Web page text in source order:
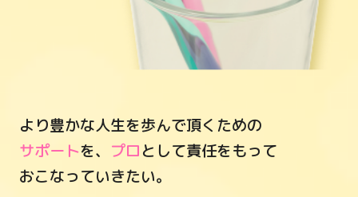
より豊かな人生を歩んで頂くための
サポートを、 プロとして責任をもって
おこなっていきたい。